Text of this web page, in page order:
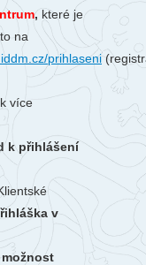
, které je
na
prihlaseni
více
k přihlášení
v